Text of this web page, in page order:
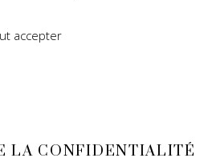
accepter
LA CONFIDENTIALITÉ